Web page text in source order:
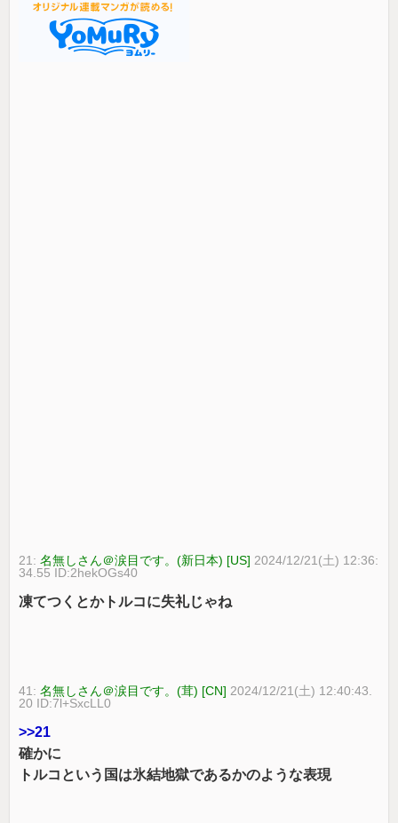
21:名無しさん＠涙目です。(新日本) [US] 2024/12/21(土) 12:36:
34.55 ID:2hekOGs40
凍てつくとかトルコに失礼じゃね
41:名無しさん＠涙目です。(茸) [CN] 2024/12/21(土) 12:40:43.
20 ID:7l+SxcLL0
>>21
確かに
トルコという国は氷結地獄であるかのような表現